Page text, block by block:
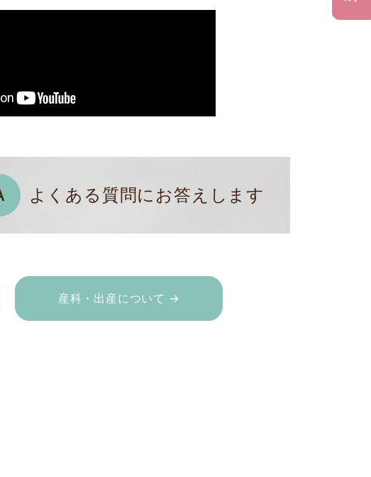
よくある質問にお答えします
産科・出産について →